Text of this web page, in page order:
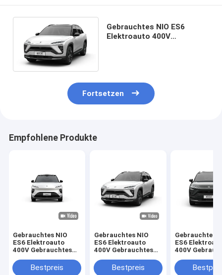
Gebrauchtes NIO ES6
Elektroauto 400V
Fortsetzen
Empfohlene Produkte
Gebrauchtes NIO
ES6 Elektroauto
400V Gebrauchtes
Elektro-Crossover
SUV
Bestpreis
Gebrauchtes NIO
ES6 Elektroauto
400V Gebrauchtes
Elektro-Crossover
SUV
Bestpreis
Gebrauchtes
ES6
400V
Elektro-
SUV